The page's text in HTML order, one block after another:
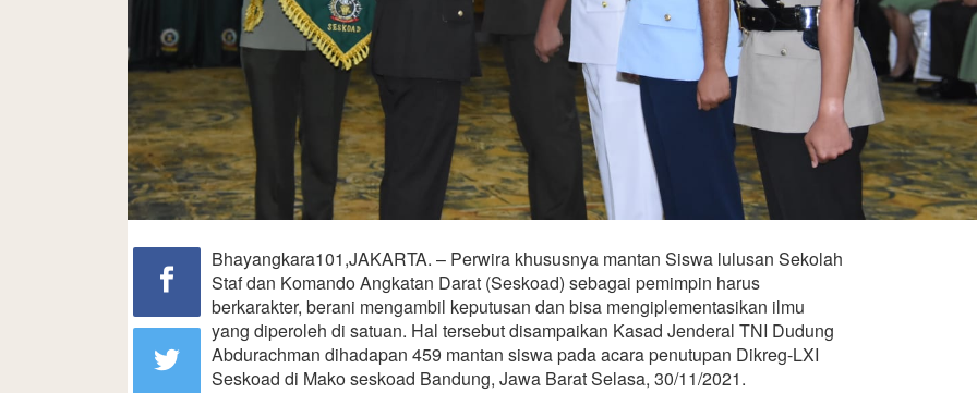
Bhayangkara101,JAKARTA. – Perwira khususnya mantan Siswa lulusan Sekolah
Staf dan Komando Angkatan Darat (Seskoad) sebagai pemimpin harus
berkarakter, berani mengambil keputusan dan bisa mengiplementasikan ilmu
yang diperoleh di satuan. Hal tersebut disampaikan Kasad Jenderal TNI Dudung
Abdurachman dihadapan 459 mantan siswa pada acara penutupan Dikreg-LXI
Seskoad di Mako seskoad Bandung, Jawa Barat Selasa, 30/11/2021.